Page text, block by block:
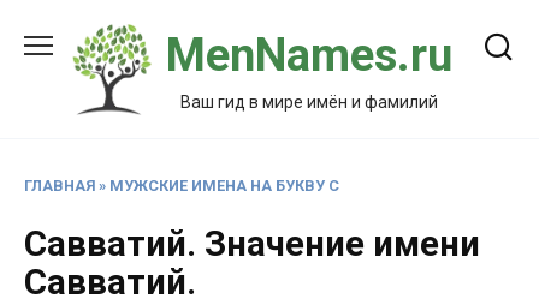
содержанию
MenNames.ru
Ваш гид в мире имён и фамилий
ГЛАВНАЯ » МУЖСКИЕ ИМЕНА НА БУКВУ С
Савватий. Значение имени
Савватий.